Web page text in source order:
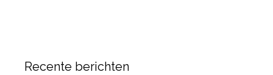
Recente berichten